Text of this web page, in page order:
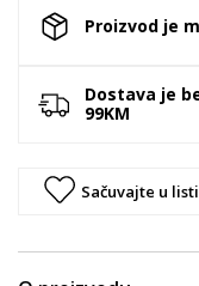
Proizvod je
Dostava je
99KM
Sačuvajte u